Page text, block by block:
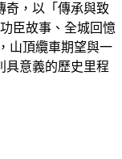
奇，以「傳承與致
臣故事、全城回憶
山頂纜車期望與一
具意義的歷史里程